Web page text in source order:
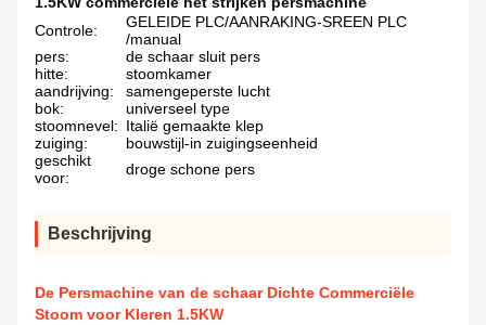
Controle:
GELEIDE PLC/AANRAKING-SREEN PLC
/manual
pers:
de schaar sluit pers
hitte:
stoomkamer
aandrijving:
samengeperste lucht
bok:
universeel type
stoomnevel: Italië gemaakte klep
zuiging:
bouwstijl-in zuigingseenheid
geschikt
voor:
droge schone pers
Beschrijving
De Persmachine van de schaar Dichte Commerciële
Stoom voor Kleren 1.5KW